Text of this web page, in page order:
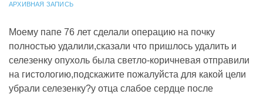
АРХИВНАЯ ЗАПИСЬ
Моему папе 76 лет сделали операцию на почку
полностью удалили,сказали что пришлось удалить и
селезенку опухоль была светло-коричневая отправили
на гистологию,подскажите пожалуйста для какой цели
убрали селезенку?у отца слабое сердце после